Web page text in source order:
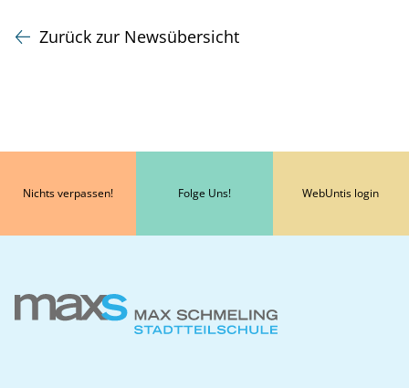
Zurück zur Newsübersicht
Nichts verpassen! Folge Uns! WebUntis login